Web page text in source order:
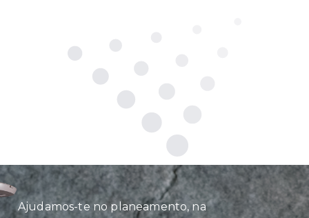
Ajudamos-te no planeamento, na